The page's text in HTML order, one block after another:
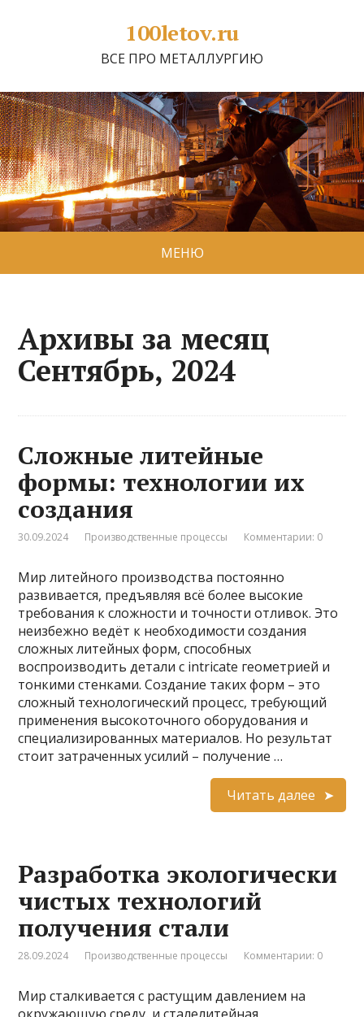
100letov.ru
ВСЕ ПРО МЕТАЛЛУРГИЮ
МЕНЮ
Архивы за месяц
Сентябрь, 2024
Сложные литейные
формы: технологии их
создания
30.09.2024 Производственные процессы Комментарии: 0
Мир литейного производства постоянно
развивается, предъявляя всё более высокие
требования к сложности и точности отливок. Это
неизбежно ведёт к необходимости создания
сложных литейных форм, способных
воспроизводить детали с intricate геометрией и
тонкими стенками. Создание таких форм – это
сложный технологический процесс, требующий
применения высокоточного оборудования и
специализированных материалов. Но результат
стоит затраченных усилий – получение …
Читать далее
Разработка экологически
чистых технологий
получения стали
28.09.2024 Производственные процессы Комментарии: 0
Мир сталкивается с растущим давлением на